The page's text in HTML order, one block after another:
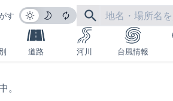
す
道路 河川 台風情報